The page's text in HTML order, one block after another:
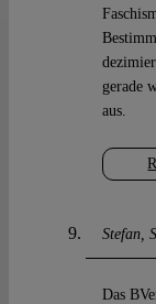
gerade
aus.
Stefan
Das